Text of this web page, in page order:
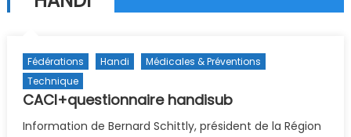
Fédérations Handi
Médicales & Préventions
Technique
CACI+questionnaire handisub
Information de Bernard Schittly, président de la Région